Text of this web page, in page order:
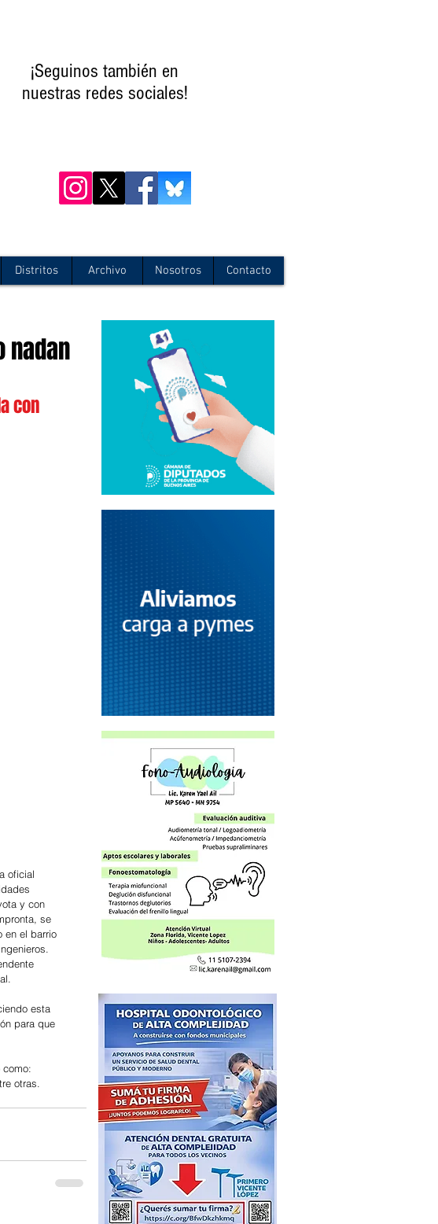
¡Seguinos también en
nuestras redes sociales!
Distritos Archivo Nosotros Contacto
nadan
con
oficial
y con
se
en el barrio
esta
para que
otras.